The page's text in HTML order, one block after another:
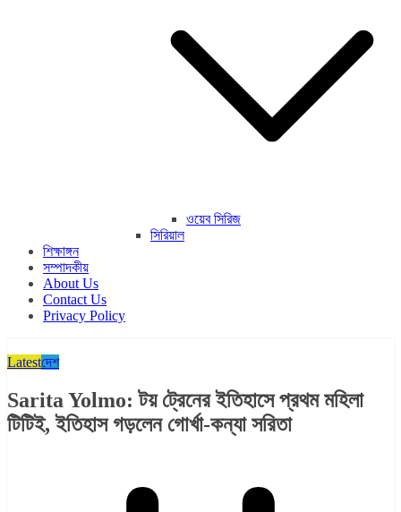
ওয়েব সিরিজ
সিরিয়াল
শিক্ষাঙ্গন
সম্পাদকীয়
About Us
Contact Us
Privacy Policy
Latestদেশ
Sarita Yolmo: টয় ট্রেনের ইতিহাসে প্রথম মহিলা
টিটিই, ইতিহাস গড়লেন গোর্খা-কন্যা সরিতা